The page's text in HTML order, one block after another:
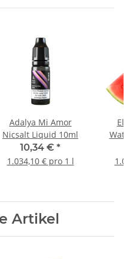
Adalya Mi Amor
Nicsalt Liquid 10ml
10,34 € *
1.034,10 € pro 1 l
Artikel